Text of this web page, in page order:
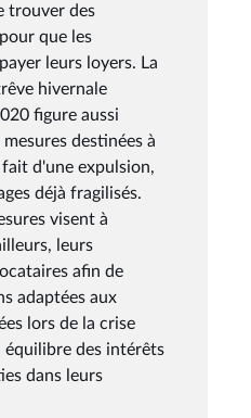
trouver des
que les
leurs loyers. La
hivernale
figure aussi
destinées à
fait d'une expulsion,
déjà fragilisés.
visent à
leurs
afin de
adaptées aux
lors de la crise
des intérêts
dans leurs